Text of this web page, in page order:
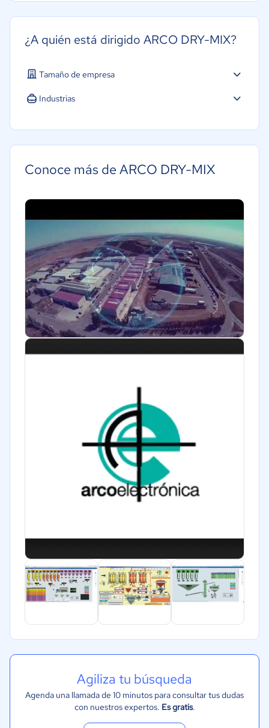
¿A quién está dirigido ARCO DRY-MIX?
Tamaño de empresa
Industrias
Conoce más de ARCO DRY-MIX
Agiliza tu búsqueda
Agenda una llamada de 10 minutos para consultar tus dudas
con nuestros expertos. Es gratis.